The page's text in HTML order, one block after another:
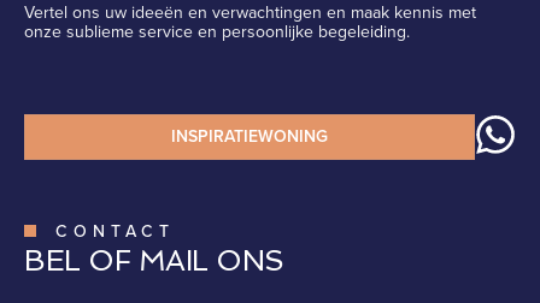
Vertel ons uw ideeën en verwachtingen en maak kennis met
onze sublieme service en persoonlijke begeleiding.
INSPIRATIEWONING
CONTACT
BEL OF MAIL ONS